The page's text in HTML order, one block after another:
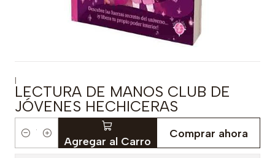
|
LECTURA DE MANOS CLUB DE
JÓVENES HECHICERAS
Cantidad Agregar al Carro
Comprar ahora